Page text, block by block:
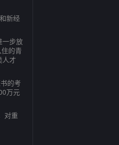
新经
一步放
的青
人才
的考
万元
对重